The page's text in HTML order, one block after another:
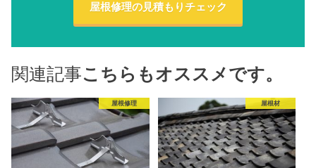
屋根修理の見積もりチェック
関連記事こちらもオススメです。
屋根修理 屋根材